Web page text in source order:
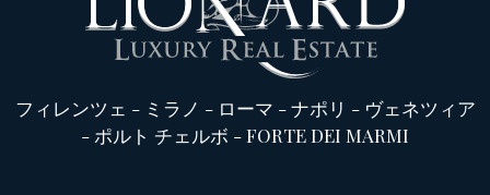
フィレンツェ - ミラノ - ローマ -ナポリ - ヴェネツィア
- ポルト チェルボ -FORTE DEI MARMI